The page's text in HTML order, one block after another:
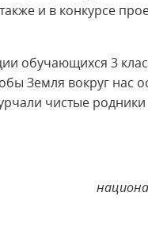
и в конкурсе
обучающихся 3
Земля вокруг нас
чистые